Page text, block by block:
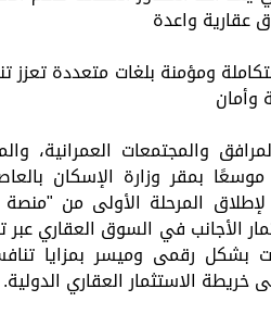
واعدة
ومؤمنة بلغات متعددة تعزز
وأمان
والمجتمعات العمرانية،
موسعًا بمقر وزارة الإسكان
المرحلة الأولى من "منصة
الأجانب في السوق العقاري عبر
بشكل رقمى وميسر بمزايا
خريطة الاستثمار العقاري الدولية.